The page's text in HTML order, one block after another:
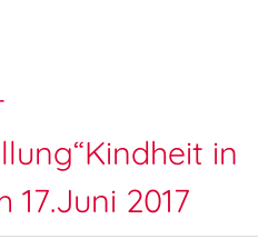
in
17.Juni 2017